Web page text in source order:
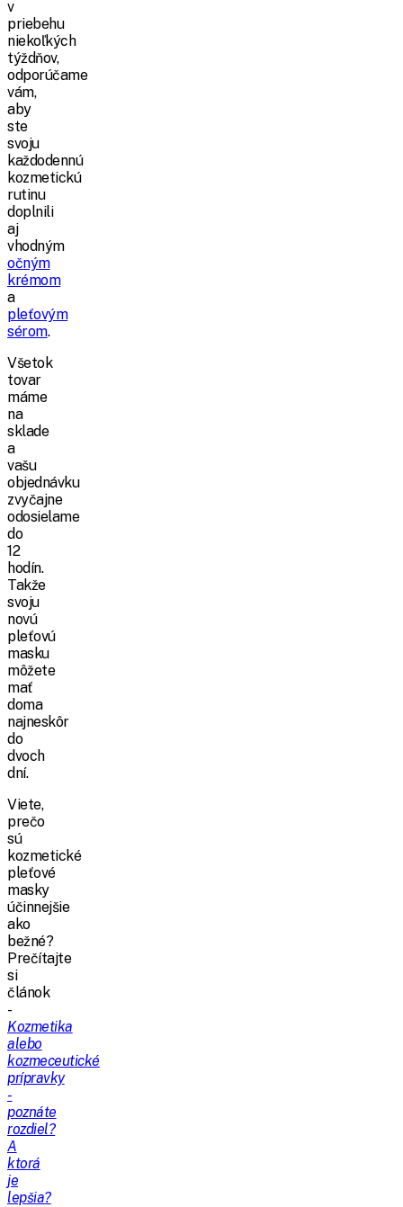
v
priebehu
niekoľkých
týždňov,
odporúčame
vám,
aby
ste
svoju
každodennú
kozmetickú
rutinu
doplnili
aj
vhodným
očným
krémom
a
pleťovým
sérom.
Všetok
tovar
máme
na
sklade
a
vašu
objednávku
zvyčajne
odosielame
do
12
hodín.
Takže
svoju
novú
pleťovú
masku
môžete
mať
doma
najneskôr
do
dvoch
dní.
Viete,
prečo
sú
kozmetické
pleťové
masky
účinnejšie
ako
bežné?
Prečítajte
si
článok
-
Kozmetika
alebo
kozmeceutické
prípravky
-
poznáte
rozdiel?
A
ktorá
je
lepšia?